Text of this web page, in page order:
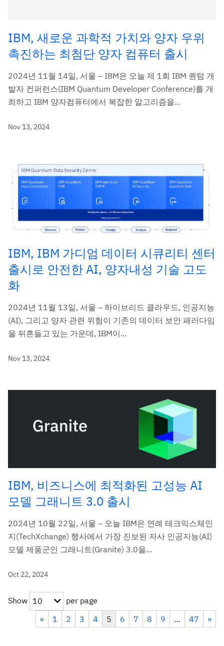
IBM, 새로운 과학적 가치와 양자 우위
촉진하는 최첨단 양자 컴퓨터 출시
2024년 11월 14일, 서울 – IBM은 오늘 제 1회 IBM 퀀텀 개
발자 컨퍼런스(IBM Quantum Developer Conference)를 개
최하고 IBM 양자컴퓨터에서 복잡한 알고리즘을...
Nov 13, 2024
IBM, IBM 가디엄 데이터 시큐리티 센터
출시로 안전한 AI, 양자내성 기술 고도
화
2024년 11월 13일, 서울 – 하이브리드 클라우드, 인공지능
(AI), 그리고 양자 관련 위험이 기존의 데이터 보안 패러다임
을 뒤흔들고 있는 가운데, IBM이...
Nov 13, 2024
IBM, 비즈니스에 최적화된 고성능 AI
모델 그래니트 3.0 출시
2024년 10월 22일, 서울 – 오늘 IBM은 연례 테크익스체인
지(TechXchange) 행사에서 가장 진보된 자사 인공지능(AI)
모델 제품군인 그래니트(Granite) 3.0을...
Oct 22, 2024
Show 10
per page
«
1 2 3 4 5 6 7 8 9 … 47 »